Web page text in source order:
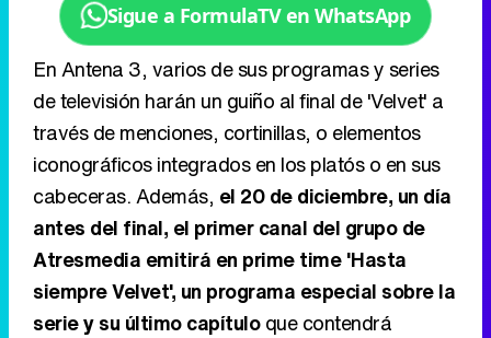
Sigue a FormulaTV en WhatsApp
En Antena 3, varios de sus programas y series
de televisión harán un guiño al final de 'Velvet' a
través de menciones, cortinillas, o elementos
iconográficos integrados en los platós o en sus
cabeceras. Además, el 20 de diciembre, un día
antes del final, el primer canal del grupo de
Atresmedia emitirá en prime time 'Hasta
siempre Velvet', un programa especial sobre la
serie y su último capítuloque contendrá